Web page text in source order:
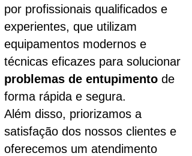
por profissionais qualificados e
experientes, que utilizam
equipamentos modernos e
técnicas eficazes para solucionar
problemas de entupimento de
forma rápida e segura.
Além disso, priorizamos a
satisfação dos nossos clientes e
oferecemos um atendimento